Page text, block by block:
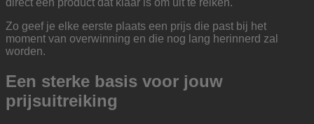
direct een product dat klaar is om uit te reiken.
Zo geef je elke eerste plaats een prijs die past bij het
moment van overwinning en die nog lang herinnerd zal
worden.
Een sterke basis voor jouw
prijsuitreiking